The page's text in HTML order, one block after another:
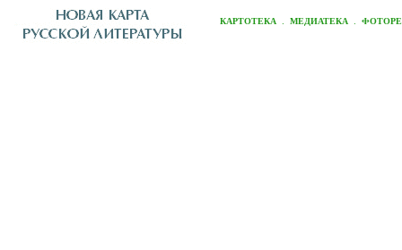
КАРТОТЕКА МЕДИАТЕКА